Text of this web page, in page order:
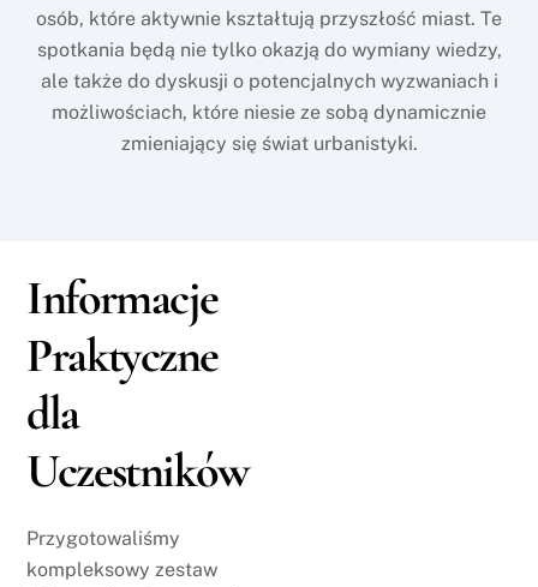
osób, które aktywnie kształtują przyszłość miast. Te
spotkania będą nie tylko okazją do wymiany wiedzy,
ale także do dyskusji o potencjalnych wyzwaniach i
możliwościach, które niesie ze sobą dynamicznie
zmieniający się świat urbanistyki.
Informacje
Praktyczne
dla
Uczestników
Przygotowaliśmy
kompleksowy zestaw